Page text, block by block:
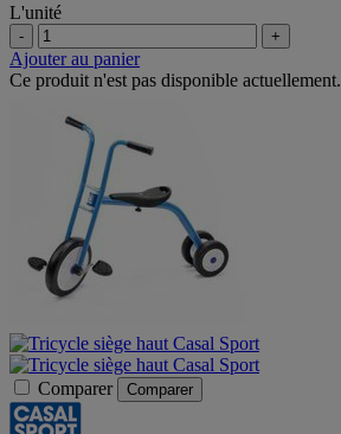
L'unité
- +
Ajouter au panier
Ce produit n'est pas disponible actuellement.
Comparer Comparer